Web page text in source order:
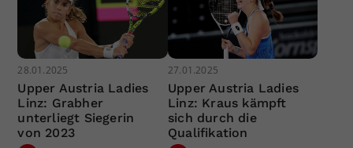
28.01.2025
Upper Austria Ladies
Linz: Grabher
unterliegt Siegerin
von 2023
27.01.2025
Upper Austria Ladies
Linz: Kraus kämpft
sich durch die
Qualifikation